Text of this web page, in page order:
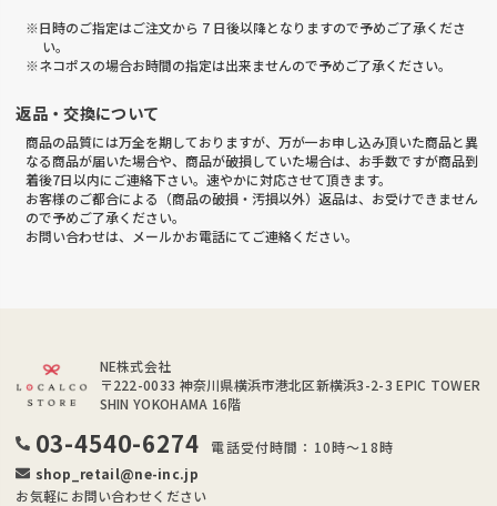
※日時のご指定はご注文から 7 日後以降となりますので予めご了承くださ
い。
※ネコポスの場合お時間の指定は出来ませんので予めご了承ください。
返品・交換について
商品の品質には万全を期しておりますが、万が一お申し込み頂いた商品と異
なる商品が届いた場合や、商品が破損していた場合は、お手数ですが商品到
着後7日以内にご連絡下さい。速やかに対応させて頂きます。
お客様のご都合による（商品の破損・汚損以外）返品は、お受けできません
ので予めご了承ください。
お問い合わせは、メールかお電話にてご連絡ください。
NE株式会社
〒222-0033 神奈川県横浜市港北区新横浜3-2-3 EPIC TOWER
SHIN YOKOHAMA 16階
03-4540-6274
電話受付時間：10時～18時
shop_retail@ne-inc.jp
お気軽にお問い合わせください